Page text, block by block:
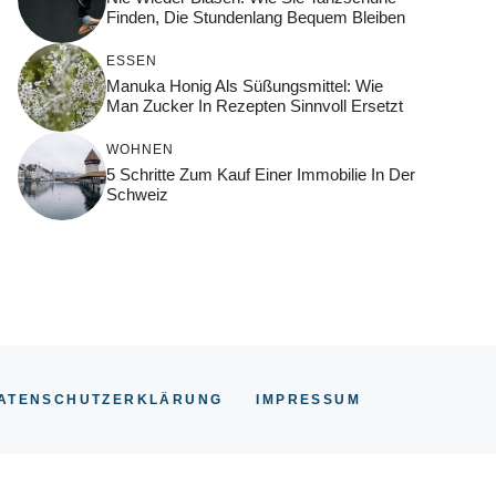
Finden, Die Stundenlang Bequem Bleiben
ESSEN
Manuka Honig Als Süßungsmittel: Wie
Man Zucker In Rezepten Sinnvoll Ersetzt
WOHNEN
5 Schritte Zum Kauf Einer Immobilie In Der
Schweiz
IMPRESSUM